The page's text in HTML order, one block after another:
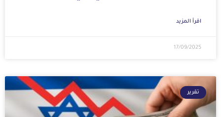
اقرأ المزيد
17/09/2025
تقرير